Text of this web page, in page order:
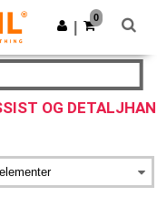
Last ned app
0
OG